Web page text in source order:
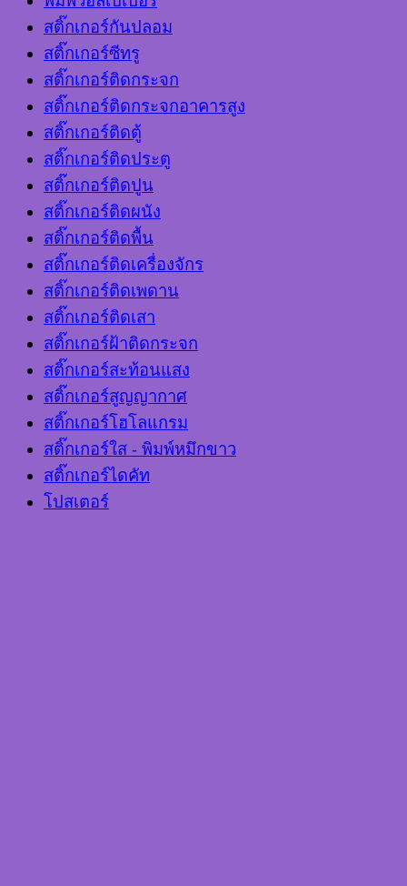
สติ๊กเกอร์กันปลอม
สติ๊กเกอร์ซีทรู
สติ๊กเกอร์ติดกระจก
สติ๊กเกอร์ติดกระจกอาคารสูง
สติ๊กเกอร์ติดตู้
สติ๊กเกอร์ติดประตู
สติ๊กเกอร์ติดปูน
สติ๊กเกอร์ติดผนัง
สติ๊กเกอร์ติดพื้น
สติ๊กเกอร์ติดเครื่องจักร
สติ๊กเกอร์ติดเพดาน
สติ๊กเกอร์ติดเสา
สติ๊กเกอร์ฝ้าติดกระจก
สติ๊กเกอร์สะท้อนแสง
สติ๊กเกอร์สูญญากาศ
สติ๊กเกอร์โฮโลแกรม
สติ๊กเกอร์ใส - พิมพ์หมึกขาว
สติ๊กเกอร์ไดคัท
โปสเตอร์